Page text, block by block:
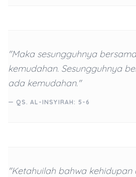
"Maka sesungguhnya
kemudahan. Sesungguhnya
ada kemudahan."
— QS. AL-INSYIRAH: 5-6
"Ketahuilah bahwa